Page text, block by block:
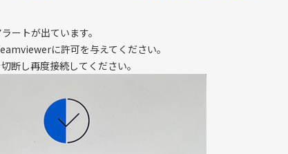
ートが出ています。
に許可を与えてください。
断し再度接続してください。